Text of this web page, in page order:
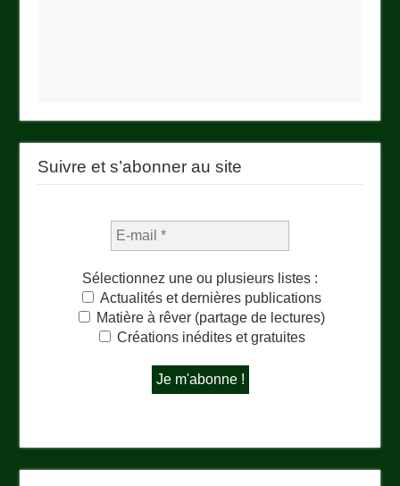
Suivre et s’abonner au site
Sélectionnez une ou plusieurs listes :
Actualités et dernières publications
Matière à rêver (partage de lectures)
Créations inédites et gratuites